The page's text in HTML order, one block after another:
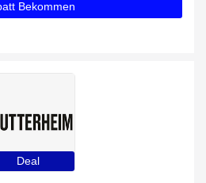
Bekommen
Deal